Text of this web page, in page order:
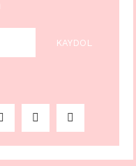
KAYDOL